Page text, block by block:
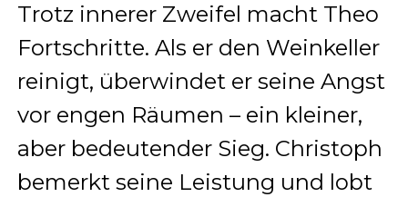
Trotz innerer Zweifel macht Theo
Fortschritte. Als er den Weinkeller
reinigt, überwindet er seine Angst
vor engen Räumen – ein kleiner,
aber bedeutender Sieg. Christoph
bemerkt seine Leistung und lobt